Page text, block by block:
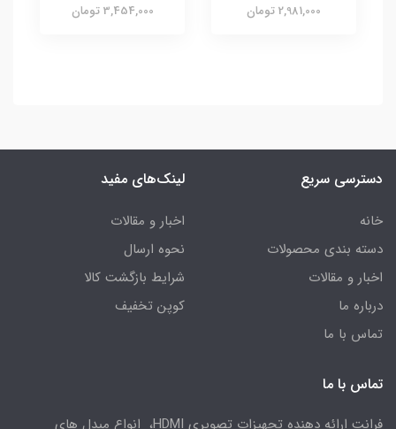
2,981,000 تومان 3,454,000 تومان
دسترسی سریع
خانه
دسته بندی محصولات
اخبار و مقالات
درباره ما
تماس با ما
لینک‌های مفید
اخبار و مقالات
نحوه ارسال
شرایط بازگشت کالا
کوپن تخفیف
تماس با ما
فرانت ارائه دهنده تجهیزات تصویری HDMI، انواع مبدل های